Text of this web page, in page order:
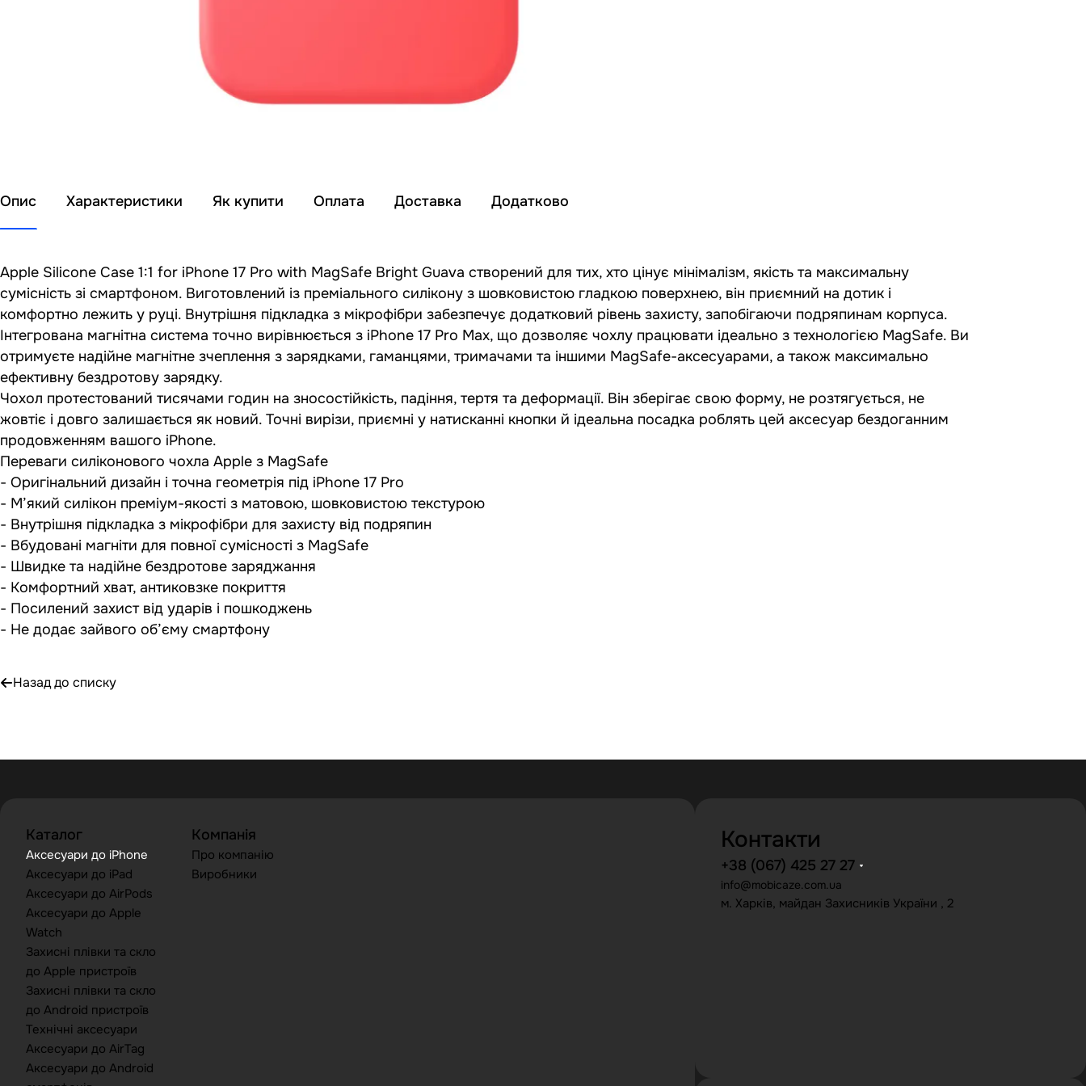
Опис Характеристики Як купити Оплата Доставка Додатково
Apple Silicone Case 1:1 for iPhone 17 Pro with MagSafe Bright Guava створений для тих, хто цінує мінімалізм, якість та максимальну
сумісність зі смартфоном. Виготовлений із преміального силікону з шовковистою гладкою поверхнею, він приємний на дотик і
комфортно лежить у руці. Внутрішня підкладка з мікрофібри забезпечує додатковий рівень захисту, запобігаючи подряпинам корпуса.
Інтегрована магнітна система точно вирівнюється з iPhone 17 Pro Max, що дозволяє чохлу працювати ідеально з технологією MagSafe. Ви
отримуєте надійне магнітне зчеплення з зарядками, гаманцями, тримачами та іншими MagSafe-аксесуарами, а також максимально
ефективну бездротову зарядку.
Чохол протестований тисячами годин на зносостійкість, падіння, тертя та деформації. Він зберігає свою форму, не розтягується, не
жовтіє і довго залишається як новий. Точні вирізи, приємні у натисканні кнопки й ідеальна посадка роблять цей аксесуар бездоганним
продовженням вашого iPhone.
Переваги силіконового чохла Apple з MagSafe
- Оригінальний дизайн і точна геометрія під iPhone 17 Pro
- М’який силікон преміум-якості з матовою, шовковистою текстурою
- Внутрішня підкладка з мікрофібри для захисту від подряпин
- Вбудовані магніти для повної сумісності з MagSafe
- Швидке та надійне бездротове заряджання
- Комфортний хват, антиковзке покриття
- Посилений захист від ударів і пошкоджень
- Не додає зайвого об’єму смартфону
Назад до списку
Каталог
Аксесуари до iPhone
Аксесуари до iPad
Аксесуари до AirPods
Аксесуари до Apple
Watch
Захисні плівки та скло
до Apple пристроїв
Захисні плівки та скло
до Android пристроїв
Технічні аксесуари
Аксесуари до AirTag
Аксесуари до Android
Компанія
Про компанію
Виробники
Контакти
+38 (067) 425 27 27
info@mobicaze.com.ua
м. Харків, майдан Захисників України , 2